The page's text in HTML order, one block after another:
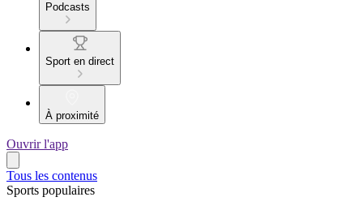
Podcasts
Sport en direct
À proximité
Ouvrir l'app
Tous les contenus
Sports populaires